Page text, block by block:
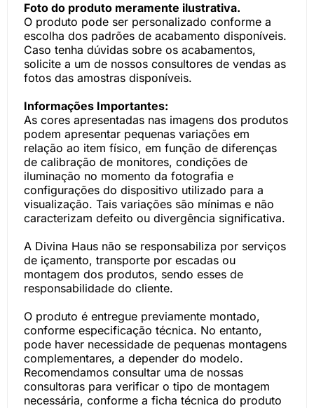
Foto do produto meramente ilustrativa.
O produto pode ser personalizado conforme a
escolha dos padrões de acabamento disponíveis.
Caso tenha dúvidas sobre os acabamentos,
solicite a um de nossos consultores de vendas as
fotos das amostras disponíveis.
Informações Importantes:
As cores apresentadas nas imagens dos produtos
podem apresentar pequenas variações em
relação ao item físico, em função de diferenças
de calibração de monitores, condições de
iluminação no momento da fotografia e
configurações do dispositivo utilizado para a
visualização. Tais variações são mínimas e não
caracterizam defeito ou divergência significativa.
A Divina Haus não se responsabiliza por serviços
de içamento, transporte por escadas ou
montagem dos produtos, sendo esses de
responsabilidade do cliente.
O produto é entregue previamente montado,
conforme especificação técnica. No entanto,
pode haver necessidade de pequenas montagens
complementares, a depender do modelo.
Recomendamos consultar uma de nossas
consultoras para verificar o tipo de montagem
necessária, conforme a ficha técnica do produto